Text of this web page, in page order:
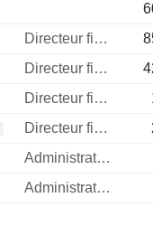
Directeur financier
Directeur financier
Directeur financier
Directeur financier
Administrateur
Administrateur